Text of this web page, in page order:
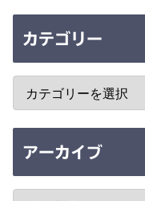
カテゴリー
アーカイブ